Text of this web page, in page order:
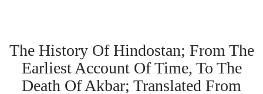
The History Of Hindostan; From The
Earliest Account Of Time, To The
Death Of Akbar; Translated From